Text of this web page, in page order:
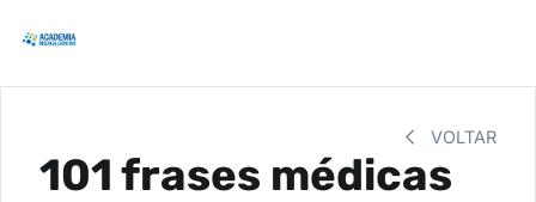
VOLTAR
101 frases médicas